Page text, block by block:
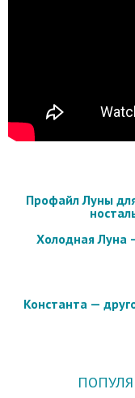
Профайл Луны
Холодная Луна
Константа —